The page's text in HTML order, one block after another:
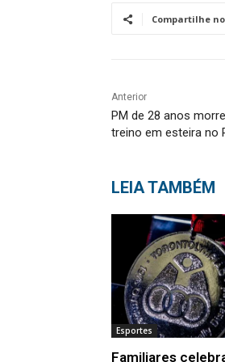
Compartilhe
Anterior
PM de 28 anos
treino em esteira no
LEIA TAMBÉM
Esportes
Familiares